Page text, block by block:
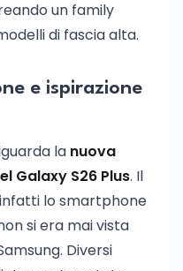
un family
di fascia alta.
e ispirazione
la nuova
Galaxy S26 Plus. Il
lo smartphone
si era mai vista
Diversi